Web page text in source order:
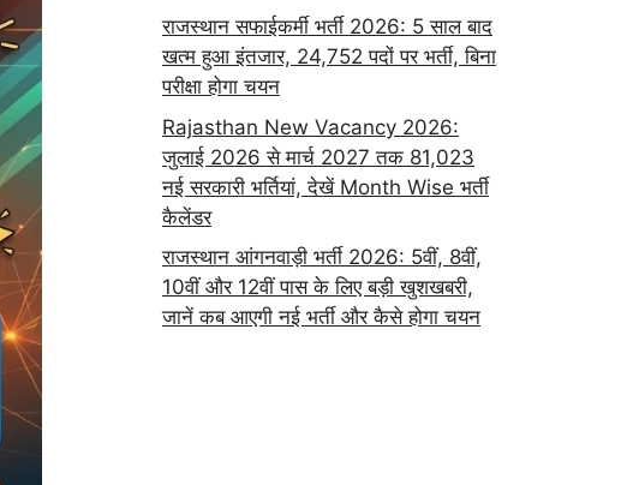
राजस्थान सफाईकर्मी भर्ती 2026: 5 साल बाद
खत्म हुआ इंतजार, 24,752 पदों पर भर्ती, बिना
परीक्षा होगा चयन
Rajasthan New Vacancy 2026:
जुलाई 2026 से मार्च 2027 तक 81,023
नई सरकारी भर्तियां, देखें Month Wise भर्ती
कैलेंडर
राजस्थान आंगनवाड़ी भर्ती 2026: 5वीं, 8वीं,
10वीं और 12वीं पास के लिए बड़ी खुशखबरी,
जानें कब आएगी नई भर्ती और कैसे होगा चयन